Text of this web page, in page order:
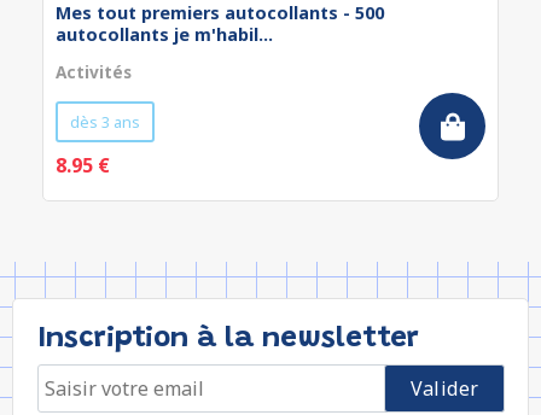
Mes tout premiers autocollants - 500
autocollants je m'habil...
Activités
dès 3 ans
8.95 €
Inscription à la newsletter